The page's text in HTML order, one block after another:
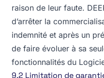
raison de leur faute.
d’arrêter la
indemnité et après un
de faire évoluer à sa
fonctionnalités du
9.2 Limitation de